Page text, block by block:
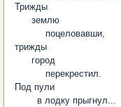
Трижды
землю
поцеловавши,
трижды
город
перекрестил.
Под пули
в лодку прыгнул...